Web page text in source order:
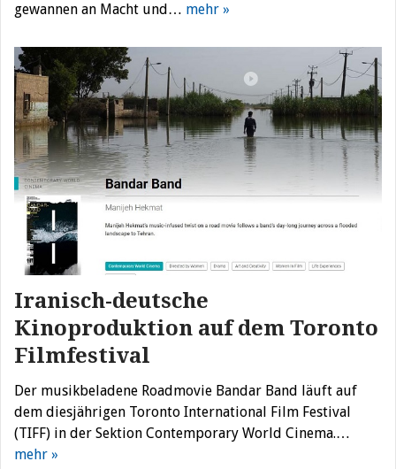
gewannen an Macht und… mehr »
Iranisch-deutsche
Kinoproduktion auf dem Toronto
Filmfestival
Der musikbeladene Roadmovie Bandar Band läuft auf
dem diesjährigen Toronto International Film Festival
(TIFF) in der Sektion Contemporary World Cinema.…
mehr »